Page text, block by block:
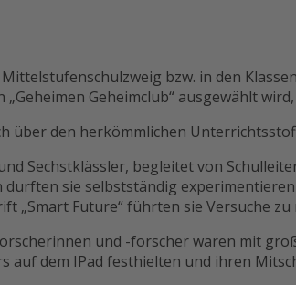
bzw. in den
„Geheimen Geheimclub“ ausgewählt wird,
über den herkömmlichen
Sechstklässler, begleitet von
sie selbstständig
„Smart Future“ führten sie Versuche
und -forscher waren mit
auf dem IPad festhielten und ihren